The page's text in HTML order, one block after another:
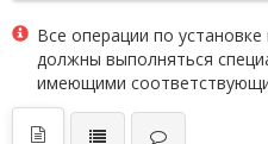
Все операции по
должны выполняться
имеющими